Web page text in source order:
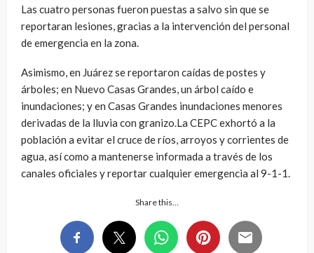
Las cuatro personas fueron puestas a salvo sin que se
reportaran lesiones, gracias a la intervención del personal
de emergencia en la zona.
Asimismo, en Juárez se reportaron caídas de postes y
árboles; en Nuevo Casas Grandes, un árbol caído e
inundaciones; y en Casas Grandes inundaciones menores
derivadas de la lluvia con granizo.La CEPC exhortó a la
población a evitar el cruce de ríos, arroyos y corrientes de
agua, así como a mantenerse informada a través de los
canales oficiales y reportar cualquier emergencia al 9-1-1.
Share this…